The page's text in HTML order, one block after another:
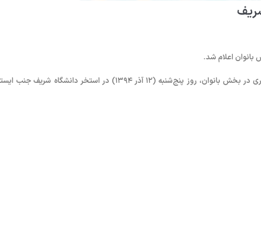
به گزارش روابط عمومی فدراسیون شنا، شیرجه و واترپلو؛ آزمون ۴ شنای مربیگری در بخش بانوان، روز پنج‌شنبه (۱۲ آذر ۱۳۹۴) در استخر دانشگاه